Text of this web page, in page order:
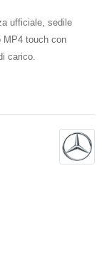
ufficiale, sedile
MP4 touch con
carico.